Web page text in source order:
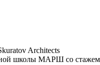
Architects
школы МАРШ со стажем